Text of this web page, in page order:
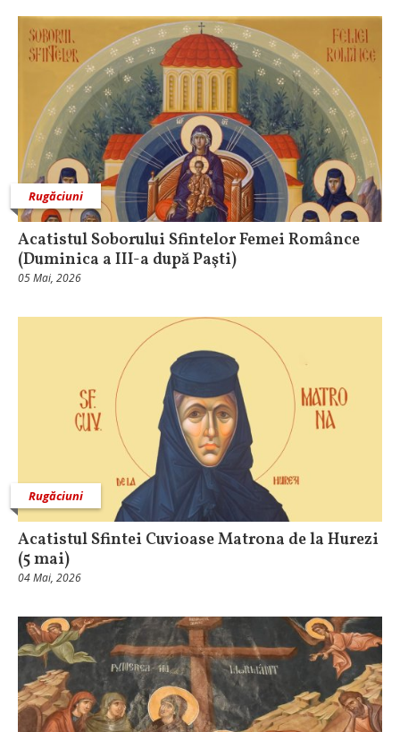
Rugăciuni
Acatistul Soborului Sfintelor Femei Românce
(Duminica a III-a după Paşti)
05 Mai, 2026
Rugăciuni
Acatistul Sfintei Cuvioase Matrona de la Hurezi
(5 mai)
04 Mai, 2026